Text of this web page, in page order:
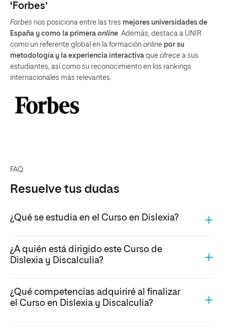
‘Forbes’
Forbes nos posiciona entre las tres mejores universidades de
España y como la primera online. Además, destaca a UNIR
como un referente global en la formación online por su
metodología y la experiencia interactiva que ofrece a sus
estudiantes, así como su reconocimiento en los rankings
internacionales más relevantes.
FAQ
Resuelve tus dudas
¿Qué se estudia en el Curso en Dislexia?
¿A quién está dirigido este Curso de
Dislexia y Discalculia?
¿Qué competencias adquiriré al finalizar
el Curso en Dislexia y Discalculia?